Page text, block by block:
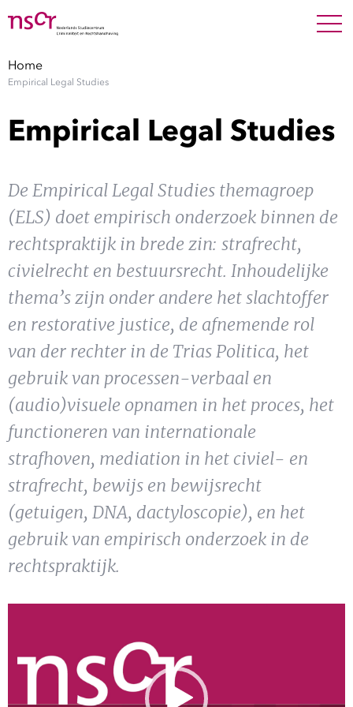
Medewerkers Show
Factsheets
Publicaties
Over NSCR Show
Contact Show
Uitgelicht
Cursus Show
BLOG
Podcast
Home
Empirical Legal Studies
Empirical Legal Studies
De Empirical Legal Studies themagroep
(ELS) doet empirisch onderzoek binnen de
rechtspraktijk in brede zin: strafrecht,
civielrecht en bestuursrecht. Inhoudelijke
thema’s zijn onder andere het slachtoffer
en restorative justice, de afnemende rol
van der rechter in de Trias Politica, het
gebruik van processen-verbaal en
(audio)visuele opnamen in het proces, het
functioneren van internationale
strafhoven, mediation in het civiel- en
strafrecht, bewijs en bewijsrecht
(getuigen, DNA, dactyloscopie), en het
gebruik van empirisch onderzoek in de
rechtspraktijk.
o